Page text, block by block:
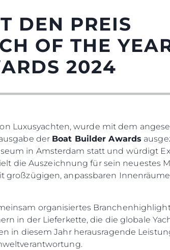
DEN PREIS
OF THE
2024
Luxusyachten, wurde mit dem
der Boat Builder Awards
in Amsterdam statt und würdigt
die Auszeichnung für sein neuestes
großzügigen, anpassbaren
organisiertes
in der Lieferkette, die die globale
in diesem Jahr herausragende